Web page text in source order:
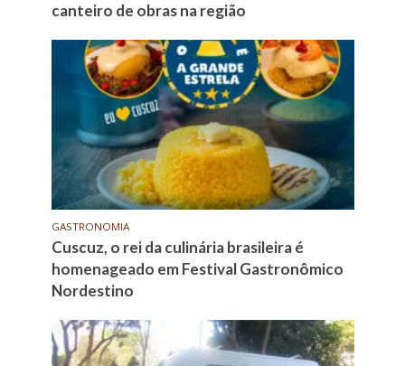
canteiro de obras na região
GASTRONOMIA
Cuscuz, o rei da culinária brasileira é
homenageado em Festival Gastronômico
Nordestino